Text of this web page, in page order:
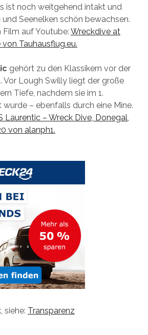
ist noch weitgehend intakt und
Seenelken schön bewachsen.
Film auf Youtube: Wreckdive at
Tauhausflug.eu.
gehört zu den Klassikern vor der
Vor Lough Swilly liegt der große
Tiefe, nachdem sie im 1.
– ebenfalls durch eine Mine.
Laurentic – Wreck Dive, Donegal,
von alanph1.
siehe: Transparenz